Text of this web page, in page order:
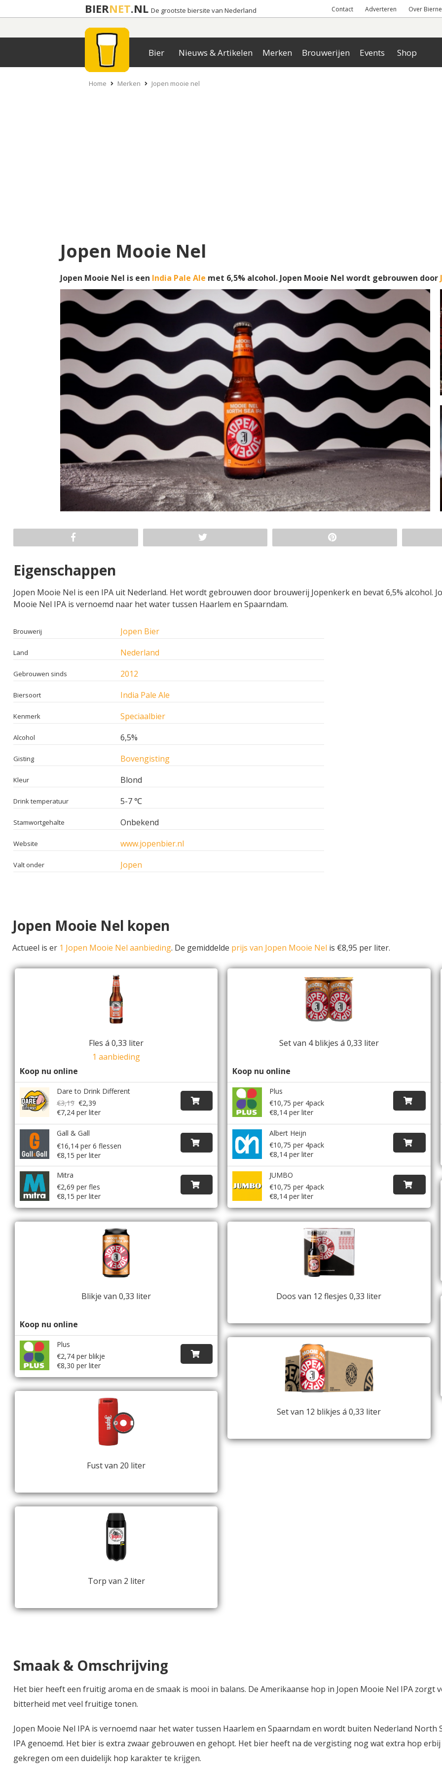
BIERNET.NL De grootste biersite van Nederland Contact Adverteren Over
Bier Nieuws & Artikelen Merken Brouwerijen Events Shop
Home Merken Jopen mooie nel
Jopen Mooie Nel
Jopen Mooie Nel is een India Pale Ale met 6,5% alcohol. Jopen Mooie Nel wordt gebrouwen door
Eigenschappen
Jopen Mooie Nel is een IPA uit Nederland. Het wordt gebrouwen door brouwerij Jopenkerk en bevat 6,5% alcohol.
Mooie Nel IPA is vernoemd naar het water tussen Haarlem en Spaarndam.
Brouwerij Jopen Bier
Land Nederland
Gebrouwen sinds 2012
Biersoort India Pale Ale
Kenmerk Speciaalbier
Alcohol 6,5%
Gisting Bovengisting
Kleur Blond
Drink temperatuur 5-7 ℃
Stamwortgehalte Onbekend
Website www.jopenbier.nl
Valt onder Jopen
Jopen Mooie Nel kopen
Actueel is er 1 Jopen Mooie Nel aanbieding. De gemiddelde prijs van Jopen Mooie Nel is €8,95 per liter.
Fles á 0,33 liter
1 aanbieding
Koop nu online
Dare to Drink Different
€3,19 €2,39
€7,24 per liter
Gall & Gall
€16,14 per 6 flessen
€8,15 per liter
Mitra
€2,69 per fles
€8,15 per liter
Blikje van 0,33 liter
Koop nu online
Plus
€2,74 per blikje
€8,30 per liter
Fust van 20 liter
Torp van 2 liter
Set van 4 blikjes á 0,33 liter
Koop nu online
Plus
€10,75 per 4pack
€8,14 per liter
Albert Heijn
€10,75 per 4pack
€8,14 per liter
JUMBO
€10,75 per 4pack
€8,14 per liter
Doos van 12 flesjes 0,33 liter
Set van 12 blikjes á 0,33 liter
Smaak & Omschrijving
Het bier heeft een fruitig aroma en de smaak is mooi in balans. De Amerikaanse hop in Jopen Mooie Nel IPA zorgt
bitterheid met veel fruitige tonen.
Jopen Mooie Nel IPA is vernoemd naar het water tussen Haarlem en Spaarndam en wordt buiten Nederland North
IPA genoemd. Het bier is extra zwaar gebrouwen en gehopt. Het bier heeft na de vergisting nog wat extra hop erbij
gekregen om een duidelijk hop karakter te krijgen.